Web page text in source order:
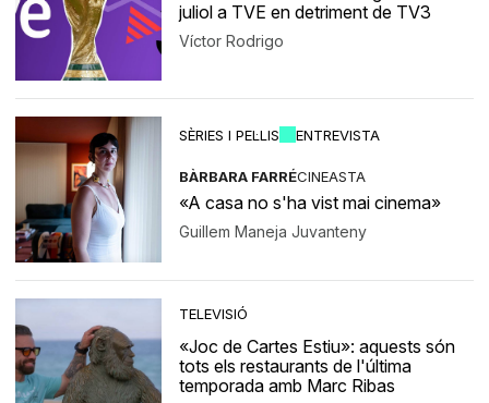
juliol a TVE en detriment de TV3
Víctor Rodrigo
SÈRIES I PEL·LIS ENTREVISTA
BÀRBARA FARRÉCINEASTA
«A casa no s'ha vist mai cinema»
Guillem Maneja Juvanteny
TELEVISIÓ
«Joc de Cartes Estiu»: aquests són
tots els restaurants de l'última
temporada amb Marc Ribas